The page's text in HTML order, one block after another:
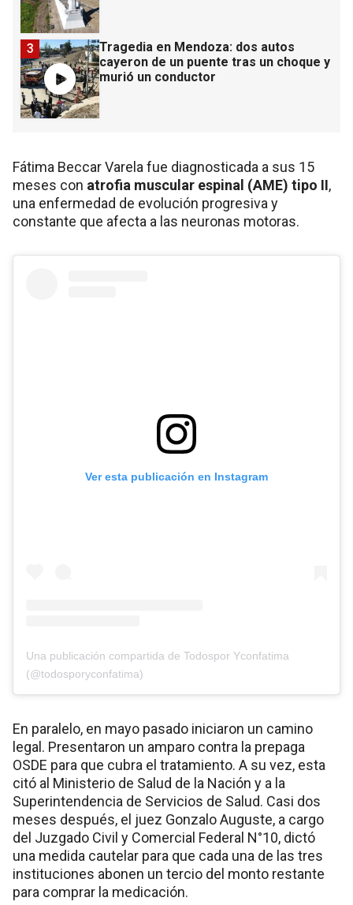
Tragedia en Mendoza: dos autos
cayeron de un puente tras un choque y
murió un conductor
3
Fátima Beccar Varela fue diagnosticada a sus 15
meses con atrofia muscular espinal (AME) tipo II,
una enfermedad de evolución progresiva y
constante que afecta a las neuronas motoras.
Ver esta publicación en Instagram
Una publicación compartida de Todospor Yconfatima
(@todosporyconfatima)
En paralelo, en mayo pasado iniciaron un camino
legal. Presentaron un amparo contra la prepaga
OSDE para que cubra el tratamiento. A su vez, esta
citó al Ministerio de Salud de la Nación y a la
Superintendencia de Servicios de Salud. Casi dos
meses después, el juez Gonzalo Auguste, a cargo
del Juzgado Civil y Comercial Federal N°10, dictó
una medida cautelar para que cada una de las tres
instituciones abonen un tercio del monto restante
para comprar la medicación.